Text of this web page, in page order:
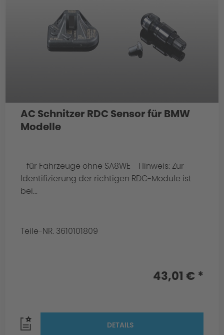
AC Schnitzer RDC Sensor für BMW
Modelle
- für Fahrzeuge ohne SA8WE - Hinweis: Zur
Identifizierung der richtigen RDC-Module ist
bei...
Teile-NR. 3610101809
43,01 € *
DETAILS